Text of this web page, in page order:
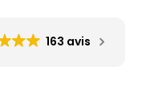
163 avis